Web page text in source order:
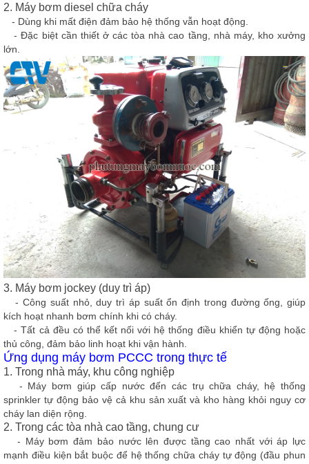
2. Máy bơm diesel chữa cháy
- Dùng khi mất điện đảm bảo hệ thống vẫn hoạt động.
- Đặc biệt cần thiết ở các tòa nhà cao tầng, nhà máy, kho xưởng
lớn.
3. Máy bơm jockey (duy trì áp)
- Công suất nhỏ, duy trì áp suất ổn định trong đường ống, giúp
kích hoạt nhanh bơm chính khi có cháy.
- Tất cả đều có thể kết nối với hệ thống điều khiển tự động hoặc
thủ công, đảm bảo linh hoạt khi vận hành.
Ứng dụng máy bơm PCCC trong thực tế
1. Trong nhà máy, khu công nghiệp
- Máy bơm giúp cấp nước đến các trụ chữa cháy, hệ thống
sprinkler tự động bảo vệ cả khu sản xuất và kho hàng khỏi nguy cơ
cháy lan diện rộng.
2. Trong các tòa nhà cao tầng, chung cư
- Máy bơm đảm bảo nước lên được tầng cao nhất với áp lực
mạnh điều kiện bắt buộc để hệ thống chữa cháy tự động (đầu phun